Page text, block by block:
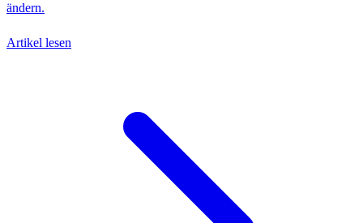
ändern.
Artikel lesen